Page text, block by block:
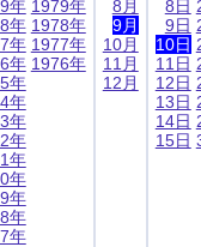
年
年
年
年
年
年
年
年
年
年
年
年
年
1979年
1978年
1977年
1976年
8月
9月
10月
11月
12月
8日
9日
10日
11日
12日
13日
14日
15日